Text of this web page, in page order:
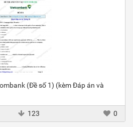
(Đề số 1) (kèm Đáp án và
123 0